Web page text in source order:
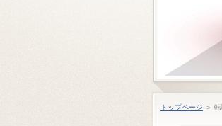
トップページ ＞